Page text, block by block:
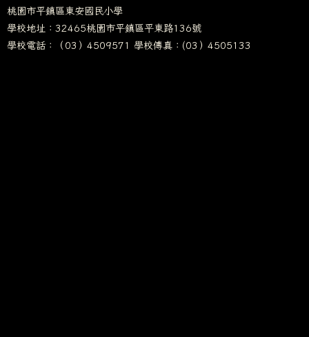
桃園市平鎮區東安國民小學
學校地址：32465桃園市平鎮區平東路136號
學校電話：（03）4509571 學校傳真：(03）4505133